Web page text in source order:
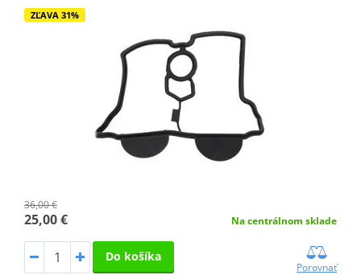
ZĽAVA 31%
36,00 €
25,00 € Na centrálnom sklade
Do košíka
Porovnať